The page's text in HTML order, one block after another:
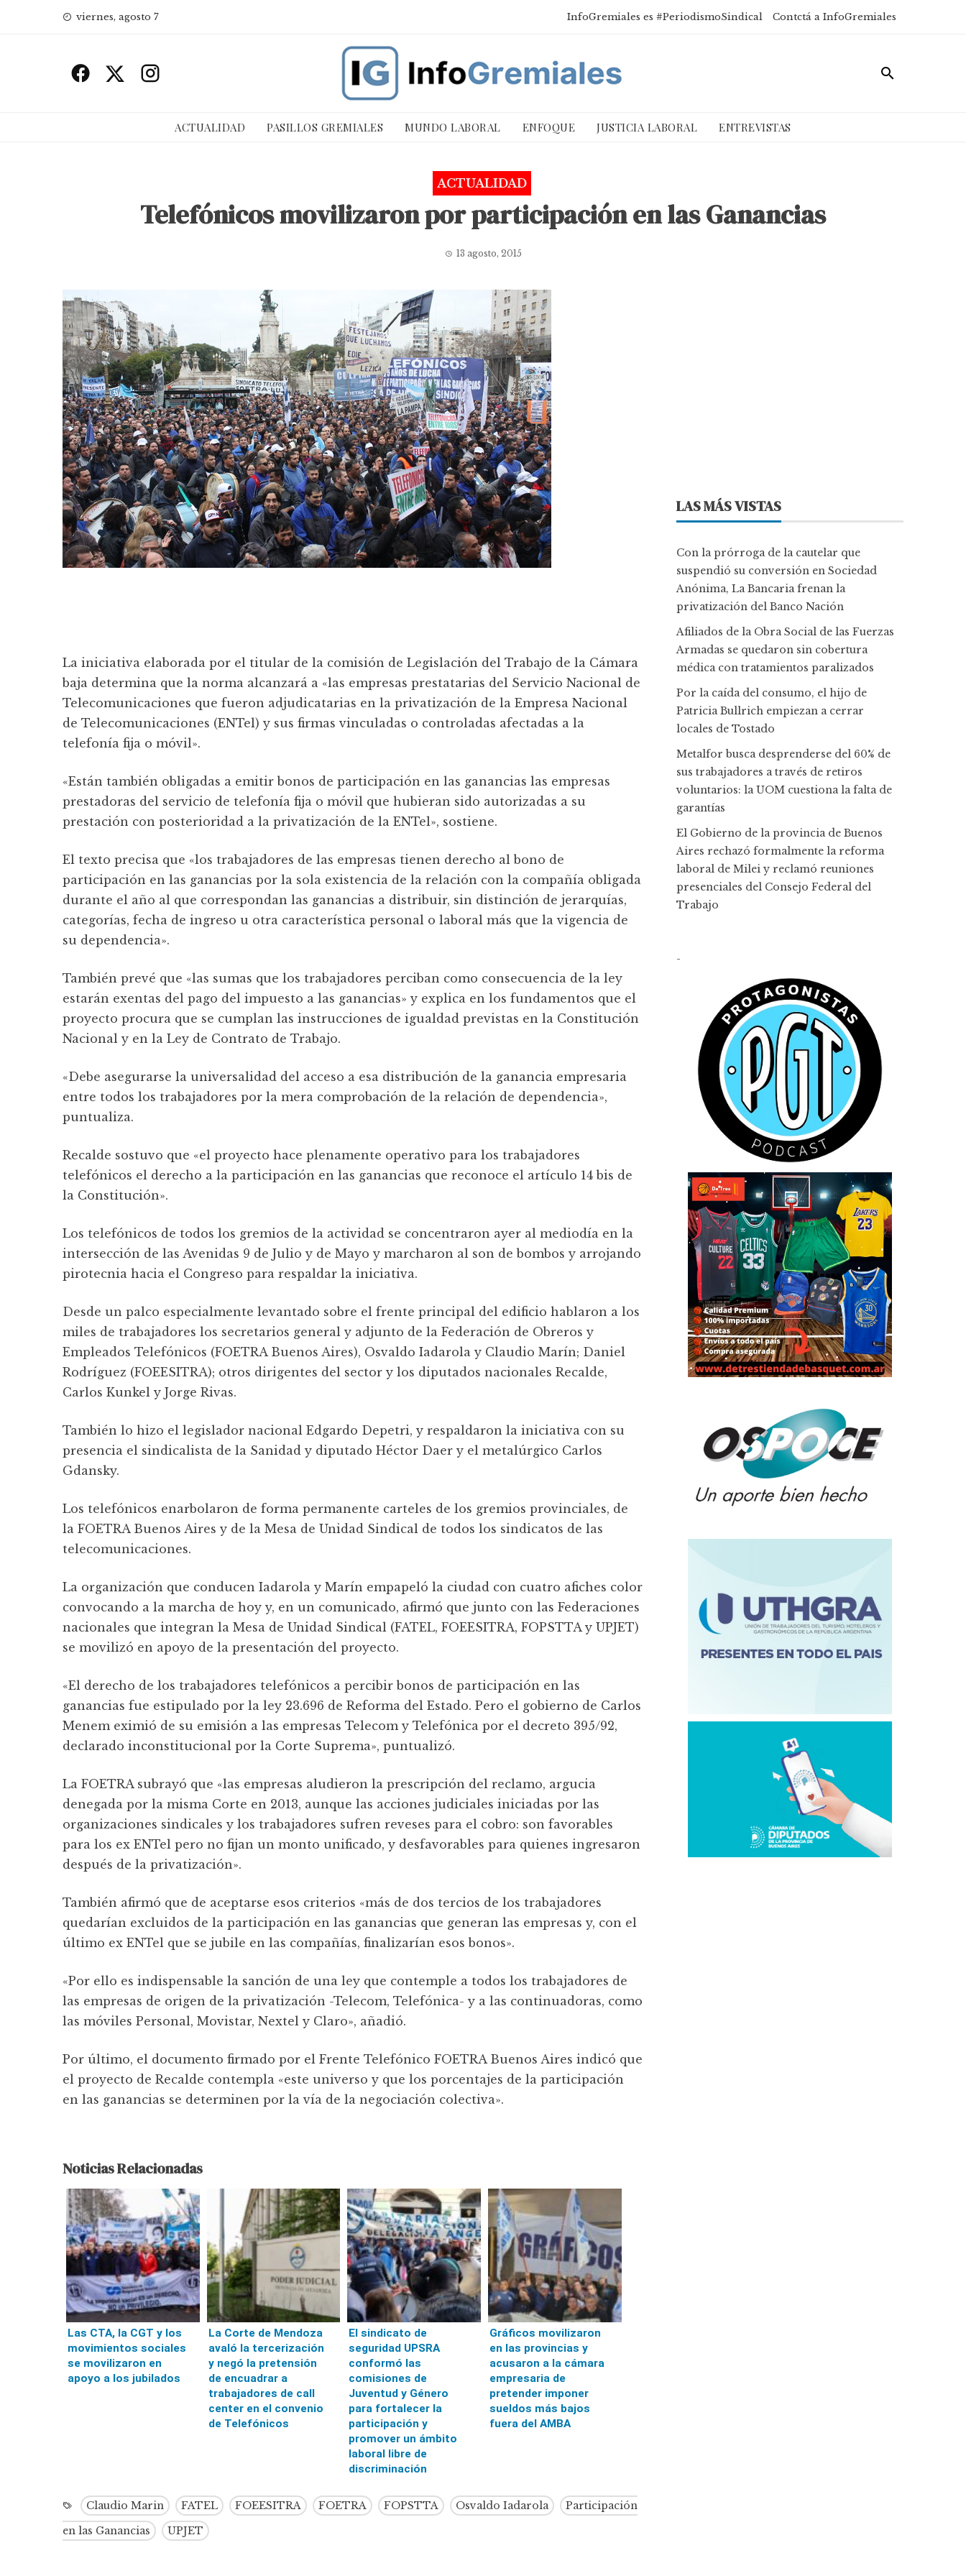
viernes, agosto 7 InfoGremiales es #PeriodismoSindical Contctá a InfoGremiales
ACTUALIDAD PASILLOS GREMIALES MUNDO LABORAL ENFOQUE JUSTICIA LABORAL ENTREVISTAS
ACTUALIDAD
Telefónicos movilizaron por participación en las Ganancias
13 agosto, 2015
La iniciativa elaborada por el titular de la comisión de Legislación del Trabajo de la Cámara
baja determina que la norma alcanzará a «las empresas prestatarias del Servicio Nacional de
Telecomunicaciones que fueron adjudicatarias en la privatización de la Empresa Nacional
de Telecomunicaciones (ENTel) y sus firmas vinculadas o controladas afectadas a la
telefonía fija o móvil».
«Están también obligadas a emitir bonos de participación en las ganancias las empresas
prestadoras del servicio de telefonía fija o móvil que hubieran sido autorizadas a su
prestación con posterioridad a la privatización de la ENTel», sostiene.
El texto precisa que «los trabajadores de las empresas tienen derecho al bono de
participación en las ganancias por la sola existencia de la relación con la compañía obligada
durante el año al que correspondan las ganancias a distribuir, sin distinción de jerarquí­as,
categorí­as, fecha de ingreso u otra caracterí­stica personal o laboral más que la vigencia de
su dependencia».
También prevé que «las sumas que los trabajadores perciban como consecuencia de la ley
estarán exentas del pago del impuesto a las ganancias» y explica en los fundamentos que el
proyecto procura que se cumplan las instrucciones de igualdad previstas en la Constitución
Nacional y en la Ley de Contrato de Trabajo.
«Debe asegurarse la universalidad del acceso a esa distribución de la ganancia empresaria
entre todos los trabajadores por la mera comprobación de la relación de dependencia»,
puntualiza.
Recalde sostuvo que «el proyecto hace plenamente operativo para los trabajadores
telefónicos el derecho a la participación en las ganancias que reconoce el artí­culo 14 bis de
la Constitución».
Los telefónicos de todos los gremios de la actividad se concentraron ayer al mediodía en la
intersección de las Avenidas 9 de Julio y de Mayo y marcharon al son de bombos y arrojando
pirotecnia hacia el Congreso para respaldar la iniciativa.
Desde un palco especialmente levantado sobre el frente principal del edificio hablaron a los
miles de trabajadores los secretarios general y adjunto de la Federación de Obreros y
Empleados Telefónicos (FOETRA Buenos Aires), Osvaldo Iadarola y Claudio Marín; Daniel
Rodríguez (FOEESITRA); otros dirigentes del sector y los diputados nacionales Recalde,
Carlos Kunkel y Jorge Rivas.
También lo hizo el legislador nacional Edgardo Depetri, y respaldaron la iniciativa con su
presencia el sindicalista de la Sanidad y diputado Héctor Daer y el metalúrgico Carlos
Gdansky.
Los telefónicos enarbolaron de forma permanente carteles de los gremios provinciales, de
la FOETRA Buenos Aires y de la Mesa de Unidad Sindical de todos los sindicatos de las
telecomunicaciones.
La organización que conducen Iadarola y Marín empapeló la ciudad con cuatro afiches color
convocando a la marcha de hoy y, en un comunicado, afirmó que junto con las Federaciones
nacionales que integran la Mesa de Unidad Sindical (FATEL, FOEESITRA, FOPSTTA y UPJET)
se movilizó en apoyo de la presentación del proyecto.
«El derecho de los trabajadores telefónicos a percibir bonos de participación en las
ganancias fue estipulado por la ley 23.696 de Reforma del Estado. Pero el gobierno de Carlos
Menem eximió de su emisión a las empresas Telecom y Telefónica por el decreto 395/92,
declarado inconstitucional por la Corte Suprema», puntualizó.
La FOETRA subrayó que «las empresas aludieron la prescripción del reclamo, argucia
denegada por la misma Corte en 2013, aunque las acciones judiciales iniciadas por las
organizaciones sindicales y los trabajadores sufren reveses para el cobro: son favorables
para los ex ENTel pero no fijan un monto unificado, y desfavorables para quienes ingresaron
después de la privatización».
También afirmó que de aceptarse esos criterios «más de dos tercios de los trabajadores
quedarían excluidos de la participación en las ganancias que generan las empresas y, con el
último ex ENTel que se jubile en las compañías, finalizarían esos bonos».
«Por ello es indispensable la sanción de una ley que contemple a todos los trabajadores de
las empresas de origen de la privatización -Telecom, Telefónica- y a las continuadoras, como
las móviles Personal, Movistar, Nextel y Claro», añadió.
Por último, el documento firmado por el Frente Telefónico FOETRA Buenos Aires indicó que
el proyecto de Recalde contempla «este universo y que los porcentajes de la participación
en las ganancias se determinen por la vía de la negociación colectiva».
Noticias Relacionadas
Las CTA, la CGT y los
movimientos sociales
se movilizaron en
apoyo a los jubilados
La Corte de Mendoza
avaló la tercerización
y negó la pretensión
de encuadrar a
trabajadores de call
center en el convenio
de Telefónicos
El sindicato de
seguridad UPSRA
conformó las
comisiones de
Juventud y Género
para fortalecer la
participación y
promover un ámbito
laboral libre de
discriminación
Gráficos movilizaron
en las provincias y
acusaron a la cámara
empresaria de
pretender imponer
sueldos más bajos
fuera del AMBA
Claudio Marin FATEL FOEESITRA FOETRA FOPSTTA Osvaldo Iadarola
Participación
en las Ganancias
UPJET
LAS MÁS VISTAS
Con la prórroga de la cautelar que
suspendió su conversión en Sociedad
Anónima, La Bancaria frenan la
privatización del Banco Nación
Afiliados de la Obra Social de las Fuerzas
Armadas se quedaron sin cobertura
médica con tratamientos paralizados
Por la caída del consumo, el hijo de
Patricia Bullrich empiezan a cerrar
locales de Tostado
Metalfor busca desprenderse del 60% de
sus trabajadores a través de retiros
voluntarios: la UOM cuestiona la falta de
garantías
El Gobierno de la provincia de Buenos
Aires rechazó formalmente la reforma
laboral de Milei y reclamó reuniones
presenciales del Consejo Federal del
Trabajo
-